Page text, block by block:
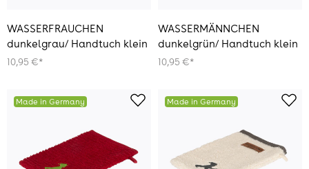
WASSERFRAUCHEN
dunkelgrau/ Handtuch klein
10,95 €*
WASSERMÄNNCHEN
dunkelgrün/ Handtuch klein
10,95 €*
Made in Germany Made in Germany